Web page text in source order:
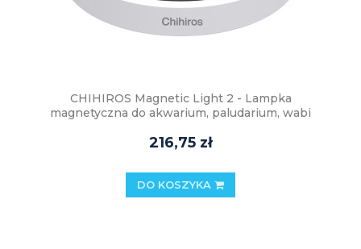
CHIHIROS Magnetic Light 2 - Lampka
magnetyczna do akwarium, paludarium, wabi
216,75 zł
DO KOSZYKA